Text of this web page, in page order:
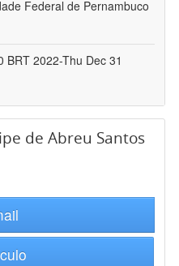
Federal de Pernambuco
BRT 2022-Thu Dec 31
de Abreu Santos